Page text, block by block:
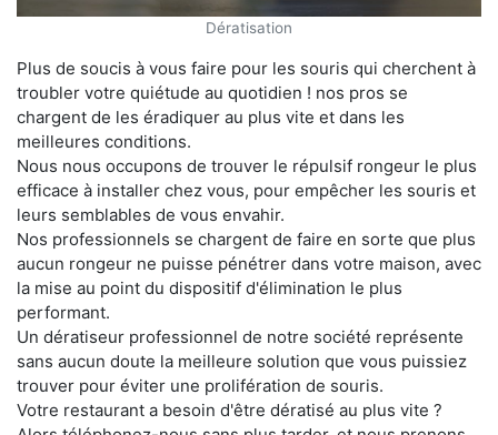
Dératisation
Plus de soucis à vous faire pour les souris qui cherchent à
troubler votre quiétude au quotidien ! nos pros se
chargent de les éradiquer au plus vite et dans les
meilleures conditions.
Nous nous occupons de trouver le répulsif rongeur le plus
efficace à installer chez vous, pour empêcher les souris et
leurs semblables de vous envahir.
Nos professionnels se chargent de faire en sorte que plus
aucun rongeur ne puisse pénétrer dans votre maison, avec
la mise au point du dispositif d'élimination le plus
performant.
Un dératiseur professionnel de notre société représente
sans aucun doute la meilleure solution que vous puissiez
trouver pour éviter une prolifération de souris.
Votre restaurant a besoin d'être dératisé au plus vite ?